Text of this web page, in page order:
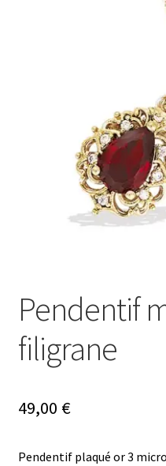
Pendentif
filigrane
49,00 €
Pendentif plaqué or 3